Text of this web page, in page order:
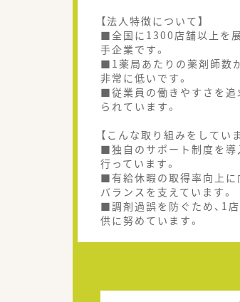
【法人特徴について】
■全国に1300店舗以上を
手企業です。
■1薬局あたりの薬剤師数
非常に低いです。
■従業員の働きやすさを追
られています。
【こんな取り組みをしてい
■独自のサポート制度を導
行っています。
■有給休暇の取得率向上に
バランスを支えています。
■調剤過誤を防ぐため、1
供に努めています。